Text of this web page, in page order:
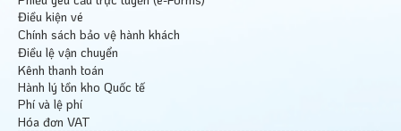
Điều kiện vé
Chính sách bảo vệ hành khách
Điều lệ vận chuyển
Kênh thanh toán
Hành lý tồn kho Quốc tế
Phí và lệ phí
Hóa đơn VAT